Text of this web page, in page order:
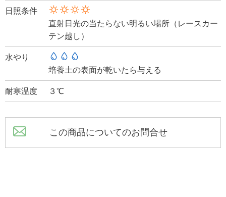
日照条件
直射日光の当たらない明るい場所（レースカー
テン越し）
水やり
培養土の表面が乾いたら与える
耐寒温度 ３℃
この商品についてのお問合せ